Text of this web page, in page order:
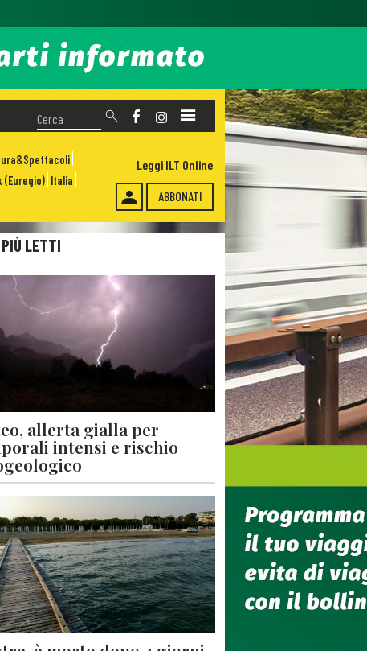
(Euregio) Italia
ABBONATI
Leggi ILT Online
PIÙ LETTI
allerta gialla per
intensi e rischio